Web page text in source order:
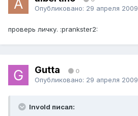
Опубликовано: 29 апреля 2009
проверь личку. :prankster2:
Gutta 0
Опубликовано: 29 апреля 2009
Invold писал: